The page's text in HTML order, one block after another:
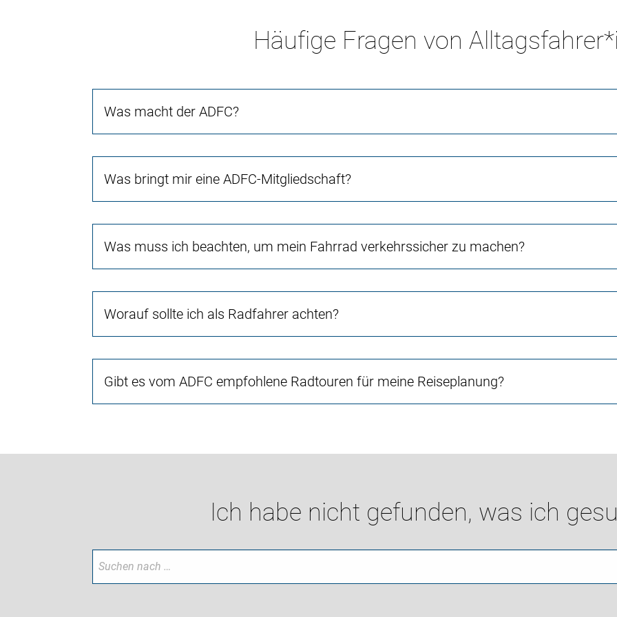
Häufige Fragen von
Was macht der ADFC?
Was bringt mir eine ADFC-Mitgliedschaft?
Was muss ich beachten, um mein Fahrrad verkehrssicher zu machen?
Worauf sollte ich als Radfahrer achten?
Gibt es vom ADFC empfohlene Radtouren für meine Reiseplanung?
Ich habe nicht gefunden, was ich